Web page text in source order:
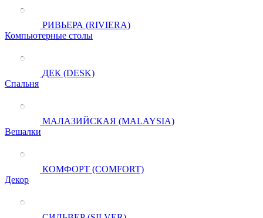
РИВЬЕРА (RIVIERA)
Компьютерные столы
ДЕК (DESK)
Спальня
МАЛАЗИЙСКАЯ (MALAYSIA)
Вешалки
КОМФОРТ (COMFORT)
Декор